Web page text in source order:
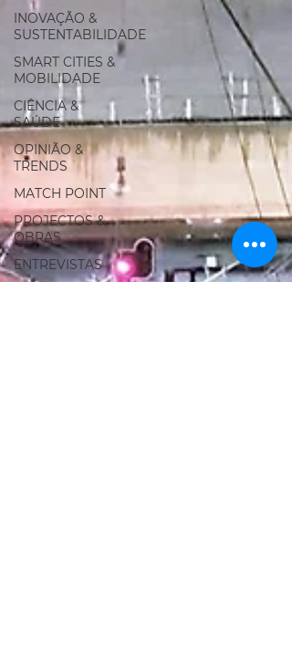
INOVAÇÃO &
SUSTENTABILIDADE
SMART CITIES &
MOBILIDADE
CIÊNCIA &
SAÚDE
OPINIÃO &
TRENDS
MATCH POINT
PROJECTOS &
OBRAS
ENTREVISTAS